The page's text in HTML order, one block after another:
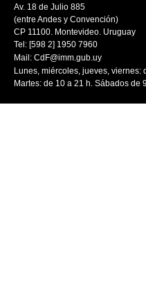
Av. 18 de Julio 885
(entre Andes y Convención)
CP 11100. Montevideo. Uruguay
Tel: [598 2] 1950 7960
Mail: CdF@imm.gub.uy
Lunes, miércoles, jueves, viernes:
Martes: de 10 a 21 h. Sábados de